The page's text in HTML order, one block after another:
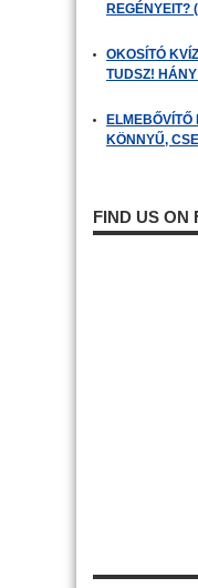
REGÉNYEIT?
OKOSÍTÓ
TUDSZ!
ELMEBŐVÍTŐ
KÖNNYŰ,
FIND US ON